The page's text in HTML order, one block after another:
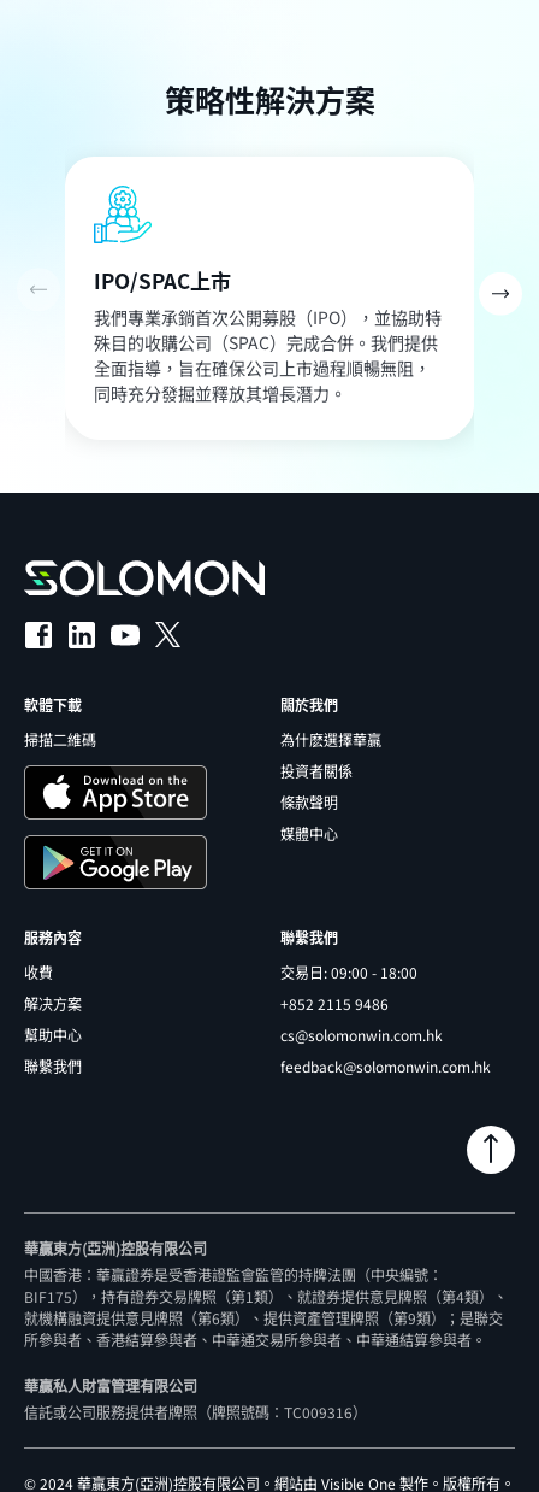
策略性解決方案
IPO/SPAC上市
我們專業承鋿首次公開募股（IPO），並協助特
殊目的收購公司（SPAC）完成合併。我們提供
全面指導，旨在確保公司上市過程順暢無阻，
同時充分發掘並釋放其增長潛力。
軟體下載
掃描二維碼
關於我們
為什麽選擇華贏
投資者關係
條款聲明
媒體中心
服務內容
收費
解决方案
幫助中心
聯繫我們
聯繫我們
交易日: 09:00 - 18:00
+852 2115 9486
cs@solomonwin.com.hk
feedback@solomonwin.com.hk
華贏東方(亞洲)控股有限公司
中國香港：華贏證券是受香港證監會監管的持牌法團（中央編號：
BIF175），持有證券交易牌照（第1類）、就證券提供意見牌照（第4類）、
就機構融資提供意見牌照（第6類）、提供資產管理牌照（第9類）；是聯交
所參與者、香港結算參與者、中華通交易所參與者、中華通結算參與者。
華贏私人財富管理有限公司
信託或公司服務提供者牌照（牌照號碼：TC009316）
©2024 華贏東方(亞洲)控股有限公司。 網站由 Visible One 製作 。版權所有。